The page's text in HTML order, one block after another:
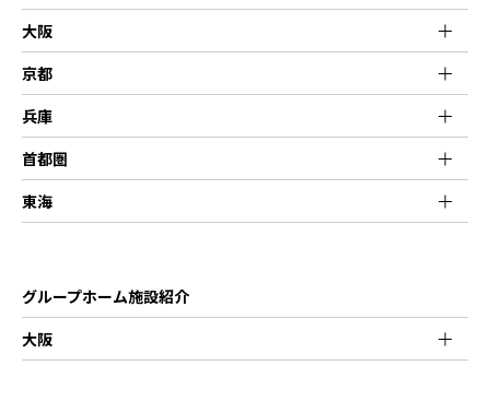
大阪
京都
兵庫
首都圏
東海
グループホーム施設紹介
大阪